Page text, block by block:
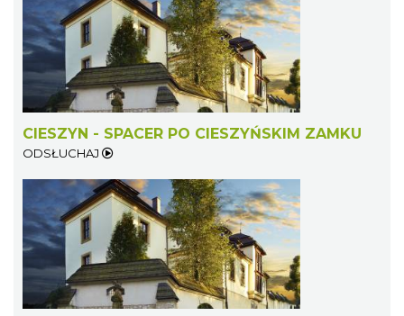
CIESZYN - SPACER PO CIESZYŃSKIM ZAMKU
ODSŁUCHAJ